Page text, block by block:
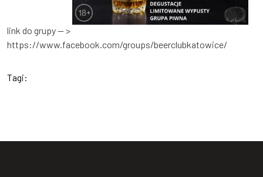
link do grupy — >
https://www.facebook.com/groups/beerclubkatowice/
Tagi: